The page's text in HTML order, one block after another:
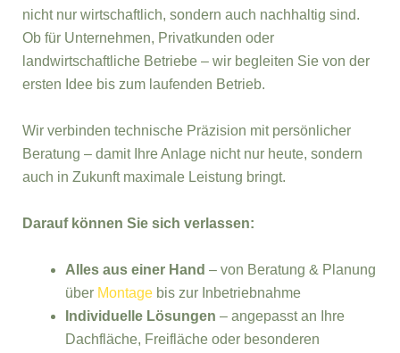
nicht nur wirtschaftlich, sondern auch nachhaltig sind.
Ob für Unternehmen, Privatkunden oder
landwirtschaftliche Betriebe – wir begleiten Sie von der
ersten Idee bis zum laufenden Betrieb.
Wir verbinden technische Präzision mit persönlicher
Beratung – damit Ihre Anlage nicht nur heute, sondern
auch in Zukunft maximale Leistung bringt.
Darauf können Sie sich verlassen:
Alles aus einer Hand – von Beratung & Planung
über Montage bis zur Inbetriebnahme
Individuelle Lösungen – angepasst an Ihre
Dachfläche, Freifläche oder besonderen